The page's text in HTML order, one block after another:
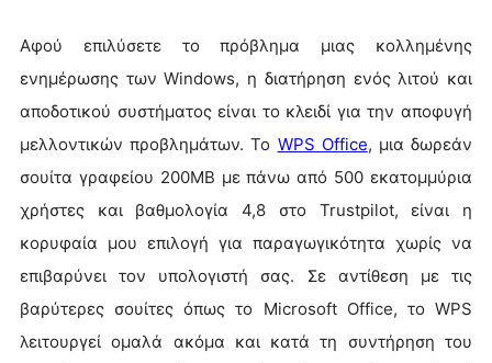
Αφού επιλύσετε το πρόβλημα μιας κολλημένης
ενημέρωσης των Windows, η διατήρηση ενός λιτού και
αποδοτικού συστήματος είναι το κλειδί για την αποφυγή
μελλοντικών προβλημάτων. Το WPS Office, μια δωρεάν
σουίτα γραφείου 200MB με πάνω από 500 εκατομμύρια
χρήστες και βαθμολογία 4,8 στο Trustpilot, είναι η
κορυφαία μου επιλογή για παραγωγικότητα χωρίς να
επιβαρύνει τον υπολογιστή σας. Σε αντίθεση με τις
βαρύτερες σουίτες όπως το Microsoft Office, το WPS
λειτουργεί ομαλά ακόμα και κατά τη συντήρηση του